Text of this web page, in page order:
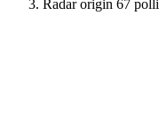
Radar origin 67